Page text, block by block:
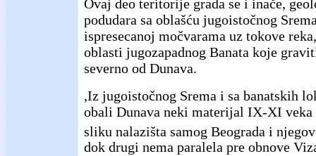
Ovaj deo teritorije grada se i inače,
podudara sa oblašću jugoistočnog
ispresecanoj močvarama uz tokove
oblasti jugozapadnog Banata koje
severno od Dunava.
,Iz jugoistočnog Srema i sa banatskih
obali Dunava neki materijal IX-XI veka
sliku nalazišta samog Beograda i
dok drugi nema paralela pre obnove